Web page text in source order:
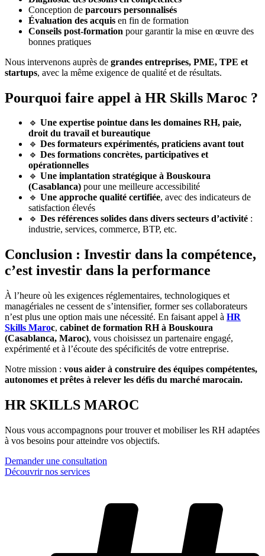
Conception de parcours personnalisés
Évaluation des acquis en fin de formation
Conseils post-formation pour garantir la mise en œuvre des
bonnes pratiques
Nous intervenons auprès de grandes entreprises, PME, TPE et
startups, avec la même exigence de qualité et de résultats.
Pourquoi faire appel à HR Skills Maroc ?
🔹 Une expertise pointue dans les domaines RH, paie,
droit du travail et bureautique
🔹 Des formateurs expérimentés, praticiens avant tout
🔹 Des formations concrètes, participatives et
opérationnelles
🔹 Une implantation stratégique à Bouskoura
(Casablanca) pour une meilleure accessibilité
🔹 Une approche qualité certifiée, avec des indicateurs de
satisfaction élevés
🔹 Des références solides dans divers secteurs d’activité :
industrie, services, commerce, BTP, etc.
Conclusion : Investir dans la compétence,
c’est investir dans la performance
À l’heure où les exigences réglementaires, technologiques et
managériales ne cessent de s’intensifier, former ses collaborateurs
n’est plus une option mais une nécessité. En faisant appel à HR
Skills Maroc, cabinet de formation RH à Bouskoura
(Casablanca, Maroc), vous choisissez un partenaire engagé,
expérimenté et à l’écoute des spécificités de votre entreprise.
Notre mission : vous aider à construire des équipes compétentes,
autonomes et prêtes à relever les défis du marché marocain.
HR SKILLS MAROC
Nous vous accompagnons pour trouver et mobiliser les RH adaptées
à vos besoins pour atteindre vos objectifs.
Demander une consultation
Découvrir nos services